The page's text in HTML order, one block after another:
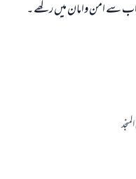
سے امن وامان میں رکھے ۔